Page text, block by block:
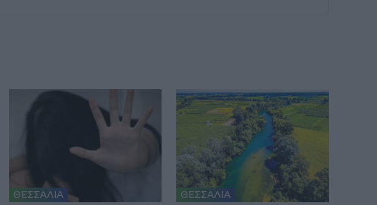
ΘΕΣΣΑΛΙΑ ΘΕΣΣΑΛΙΑ